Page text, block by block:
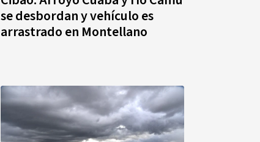
se desbordan y vehículo es
arrastrado en Montellano